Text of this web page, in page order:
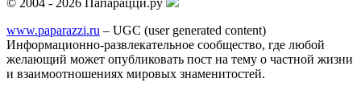
© 2004 - 2026 Папарацци.ру
www.paparazzi.ru – UGC (user generated content)
Информационно-развлекательное сообщество, где любой
желающий может опубликовать пост на тему о частной жизни
и взаимоотношениях мировых знаменитостей.